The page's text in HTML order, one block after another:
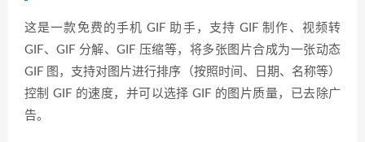
这是一款免费的手机 GIF 助手，支持 GIF 制作、视频转
GIF、GIF 分解、GIF 压缩等，将多张图片合成为一张动态
GIF 图，支持对图片进行排序（按照时间、日期、名称等）
控制 GIF 的速度，并可以选择 GIF 的图片质量，已去除广
告。